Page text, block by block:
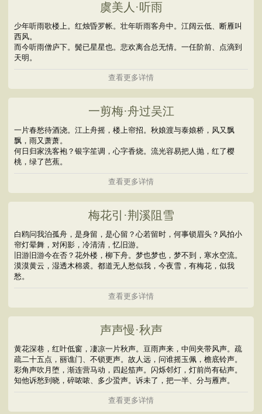
虞美人·听雨
少年听雨歌楼上。红烛昏罗帐。壮年听雨客舟中。江阔云低、断雁叫
西风。
而今听雨僧庐下。鬓已星星也。悲欢离合总无情。一任阶前、点滴到
天明。
查看更多详情
一剪梅·舟过吴江
一片春愁待酒浇。江上舟摇，楼上帘招。秋娘渡与泰娘桥，风又飘
飘，雨又萧萧。
何日归家洗客袍？银字笙调，心字香烧。流光容易把人抛，红了樱
桃，绿了芭蕉。
查看更多详情
梅花引·荆溪阻雪
白鸥问我泊孤舟，是身留，是心留？心若留时，何事锁眉头？风拍小
帘灯晕舞，对闲影，冷清清，忆旧游。
旧游旧游今在否？花外楼，柳下舟。梦也梦也，梦不到，寒水空流。
漠漠黄云，湿透木棉裘。都道无人愁似我，今夜雪，有梅花，似我
愁。
查看更多详情
声声慢·秋声
黄花深巷，红叶低窗，凄凉一片秋声。豆雨声来，中间夹带风声。疏
疏二十五点，丽谯门、不锁更声。故人远，问谁摇玉佩，檐底铃声。
彩角声吹月堕，渐连营马动，四起笳声。闪烁邻灯，灯前尚有砧声。
知他诉愁到晓，碎哝哝、多少蛩声。诉未了，把一半、分与雁声。
查看更多详情